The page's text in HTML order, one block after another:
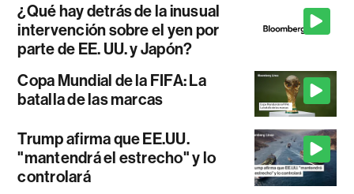
¿Qué hay detrás de la inusual
intervención sobre el yen por
parte de EE. UU. y Japón?
Copa Mundial de la FIFA: La
batalla de las marcas
Trump afirma que EE.UU.
"mantendrá el estrecho" y lo
controlará